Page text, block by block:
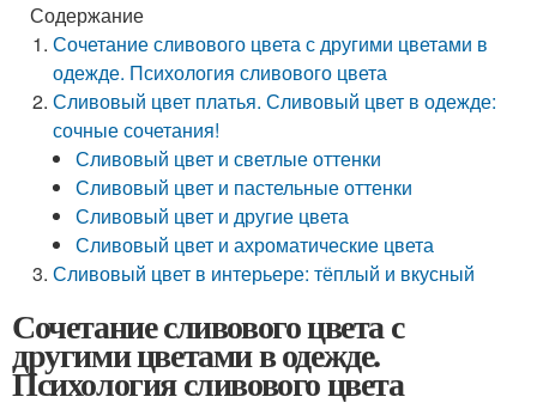
Содержание
Сочетание сливового цвета с другими цветами в
одежде. Психология сливового цвета
Сливовый цвет платья. Сливовый цвет в одежде:
сочные сочетания!
Сливовый цвет и светлые оттенки
Сливовый цвет и пастельные оттенки
Сливовый цвет и другие цвета
Сливовый цвет и ахроматические цвета
Сливовый цвет в интерьере: тёплый и вкусный
Сочетание сливового цвета с
другими цветами в одежде.
Психология сливового цвета